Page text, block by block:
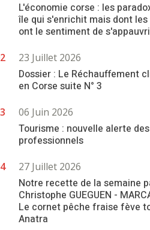
L'économie corse : les
île qui s'enrichit mais dont
ont le sentiment de
23 Juillet 2026
Dossier : Le Réchauffement
en Corse suite N° 3
06 Juin 2026
Tourisme : nouvelle alerte des
professionnels
27 Juillet 2026
Notre recette de la semaine
Christophe GUEGUEN -
Le cornet pêche fraise fève
Anatra